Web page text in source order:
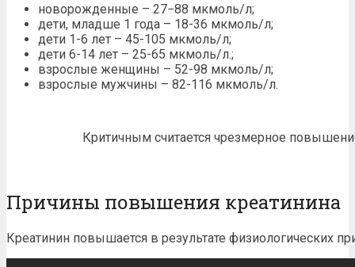
новорожденные – 27−88 мкмоль/л;
дети, младше 1 года – 18-36 мкмоль/л;
дети 1-6 лет – 45-105 мкмоль/л;
дети 6-14 лет – 25-65 мкмоль/л.;
взрослые женщины – 52-98 мкмоль/л;
взрослые мужчины – 82-116 мкмоль/л.
Критичным считается чрезмерное
Причины повышения креатинина
Креатинин повышается в результате физиологических